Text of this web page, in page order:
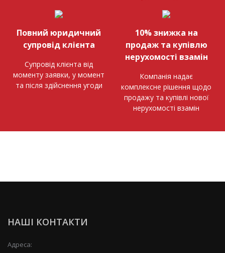
Повний юридичний
супровід клієнта
Супровід клієнта від
моменту заявки, у момент
та після здійснення угоди
10% знижка на
продаж та купівлю
нерухомості взамін
Компанія надає
комплексне рішення щодо
продажу та купівлі нової
нерухомості взамін
НАШІ КОНТАКТИ
Адреса: